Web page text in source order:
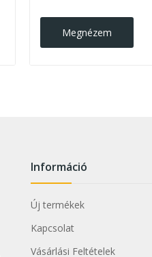
Megnézem
Információ
Új termékek
Kapcsolat
Vásárlási Feltételek